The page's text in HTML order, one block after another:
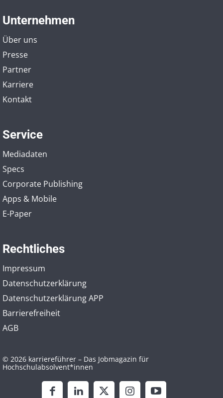
Unternehmen
Über uns
Presse
Partner
Karriere
Kontakt
Service
Mediadaten
Specs
Corporate Publishing
Apps & Mobile
E-Paper
Rechtliches
Impressum
Datenschutzerklärung
Datenschutzerklärung APP
Barrierefreiheit
AGB
© 2026 karriereführer – Das Jobmagazin für
Hochschulabsolvent*innen